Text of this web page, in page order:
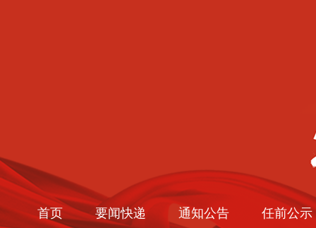
首页 要闻快递 通知公告 任前公示